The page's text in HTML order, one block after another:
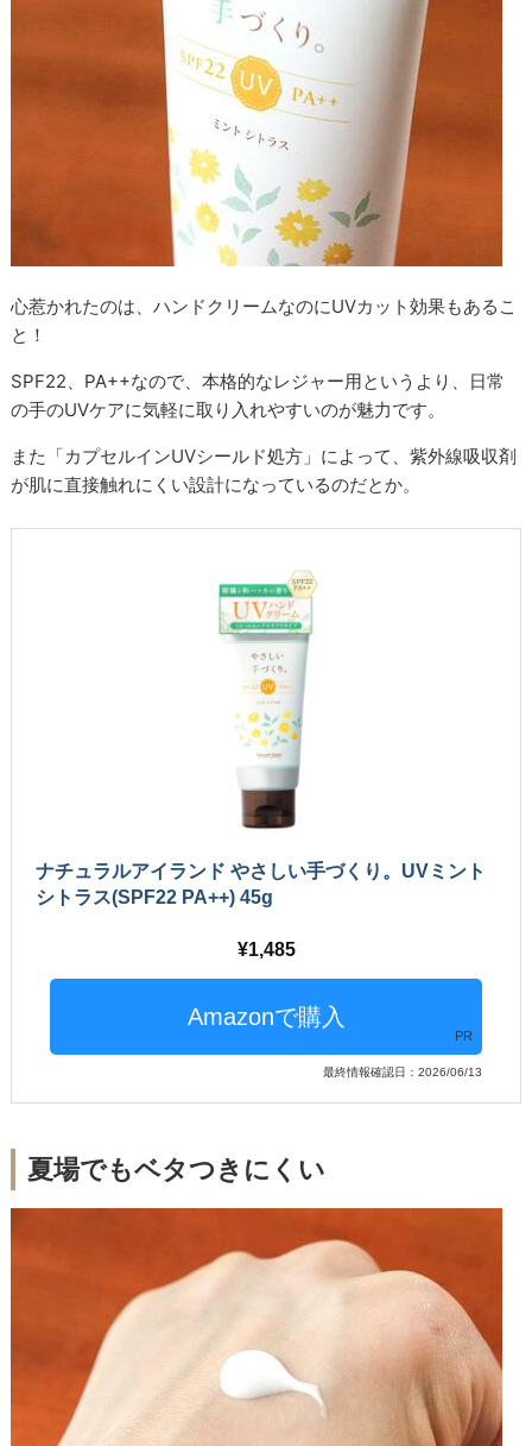
心惹かれたのは、ハンドクリームなのにUVカット効果もあるこ
と！
SPF22、PA++なので、本格的なレジャー用というより、日常
の手のUVケアに気軽に取り入れやすいのが魅力です。
また「カプセルインUVシールド処方」によって、紫外線吸収剤
が肌に直接触れにくい設計になっているのだとか。
ナチュラルアイランド やさしい手づくり。UVミント
シトラス(SPF22 PA++) 45g
1,485
PR
最終情報確認日：2026/06/13
夏場でもベタつきにくい